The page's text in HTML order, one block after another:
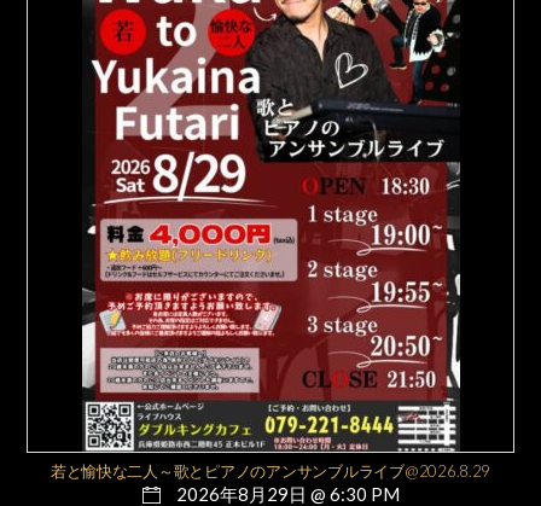
若と愉快な二人～歌とピアノのアンサンブルライブ@2026.8.29
2026年8月29日 @ 6:30 PM